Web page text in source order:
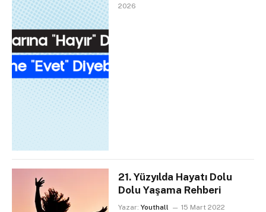
2026
21. Yüzyılda Hayatı Dolu
Dolu Yaşama Rehberi
Yazar: Youthall 15 Mart 2022